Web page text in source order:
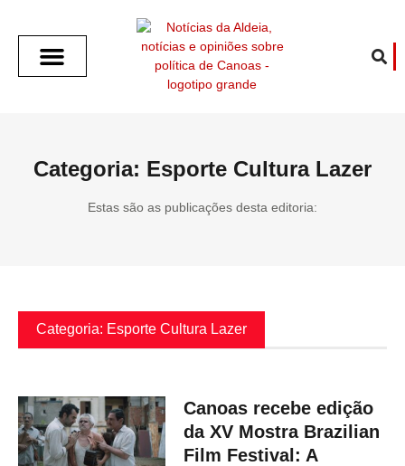
Categoria: Esporte Cultura Lazer
Estas são as publicações desta editoria:
Categoria: Esporte Cultura Lazer
Canoas recebe edição
da XV Mostra Brazilian
Film Festival: A